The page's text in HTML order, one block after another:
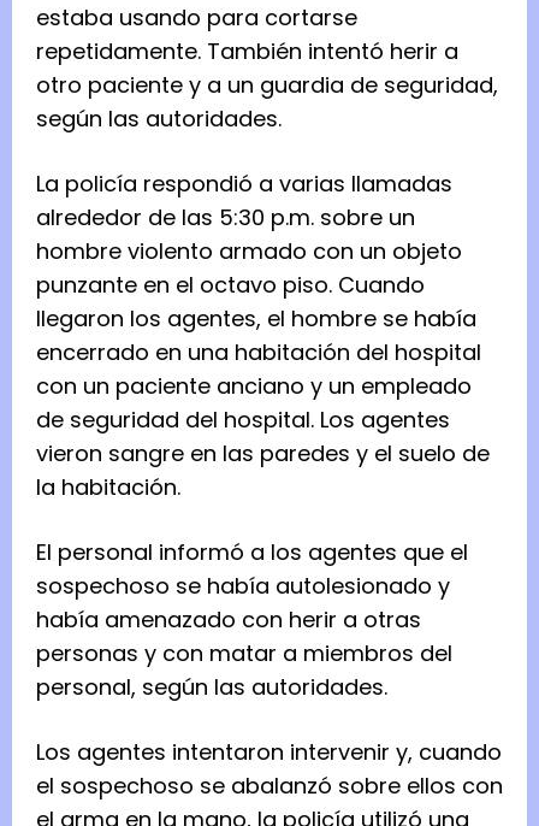
estaba usando para cortarse
repetidamente. También intentó herir a
otro paciente y a un guardia de seguridad,
según las autoridades.
La policía respondió a varias llamadas
alrededor de las 5:30 p.m. sobre un
hombre violento armado con un objeto
punzante en el octavo piso. Cuando
llegaron los agentes, el hombre se había
encerrado en una habitación del hospital
con un paciente anciano y un empleado
de seguridad del hospital. Los agentes
vieron sangre en las paredes y el suelo de
la habitación.
El personal informó a los agentes que el
sospechoso se había autolesionado y
había amenazado con herir a otras
personas y con matar a miembros del
personal, según las autoridades.
Los agentes intentaron intervenir y, cuando
el sospechoso se abalanzó sobre ellos con
el arma en la mano, la policía utilizó una